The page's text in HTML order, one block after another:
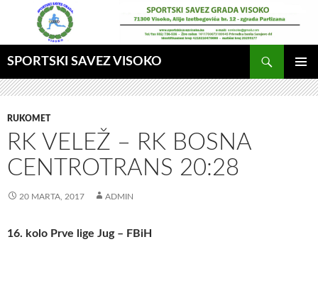
SPORTSKI SAVEZ VISOKO
GLAVNI
MENI
RUKOMET
RK VELEŽ – RK BOSNA
CENTROTRANS 20:28
20 MARTA, 2017 ADMIN
16. kolo Prve lige Jug – FBiH